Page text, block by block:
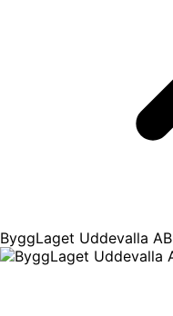
ByggLaget Uddevalla AB